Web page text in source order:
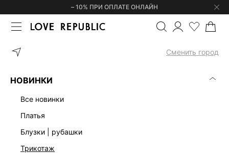
– 10% ПРИ ОПЛАТЕ ОНЛАЙН
Сменить город
НОВИНКИ
все новинки
платья
блузки | рубашки
трикотаж
ГЛАВНАЯ СУМКА ИЗ РАФИИ 644620032